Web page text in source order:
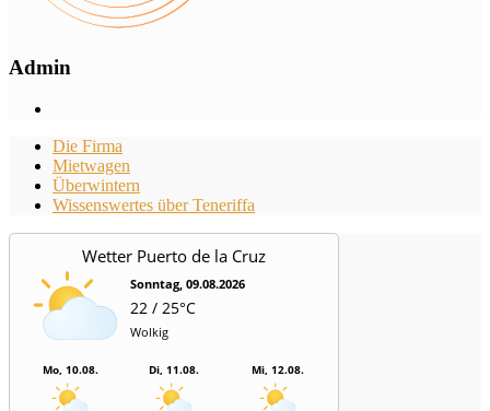
Admin
Die Firma
Mietwagen
Überwintern
Wissenswertes über Teneriffa
Wetter Puerto de la Cruz
Sonntag, 09.08.2026
22 / 25°C
Wolkig
Mo, 10.08. Di, 11.08. Mi, 12.08.